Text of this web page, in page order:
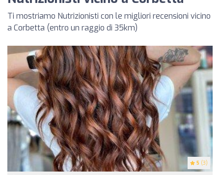
Ti mostriamo Nutrizionisti con le migliori recensioni vicino
a Corbetta (entro un raggio di 35km)
5 (3)